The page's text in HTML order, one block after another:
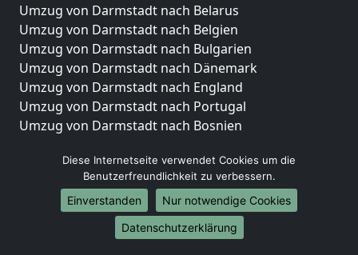
Umzug von Darmstadt nach Belarus
Umzug von Darmstadt nach Belgien
Umzug von Darmstadt nach Bulgarien
Umzug von Darmstadt nach Dänemark
Umzug von Darmstadt nach England
Umzug von Darmstadt nach Portugal
Umzug von Darmstadt nach Bosnien
Umzug von Darmstadt nach Irland
Umzug von Darmstadt nach Lettland
Umzug von Darmstadt nach Zypern
Umzug von Darmstadt nach Kroatien
Umzug von Darmstadt nach Estland
Diese Internetseite verwendet Cookies um die
Benutzerfreundlichkeit zu verbessern.
Einverstanden
Nur notwendige Cookies
Datenschutzerklärung